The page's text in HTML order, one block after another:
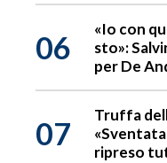
06
«Io con
sto»:
per De
07
Truffa
ripreso